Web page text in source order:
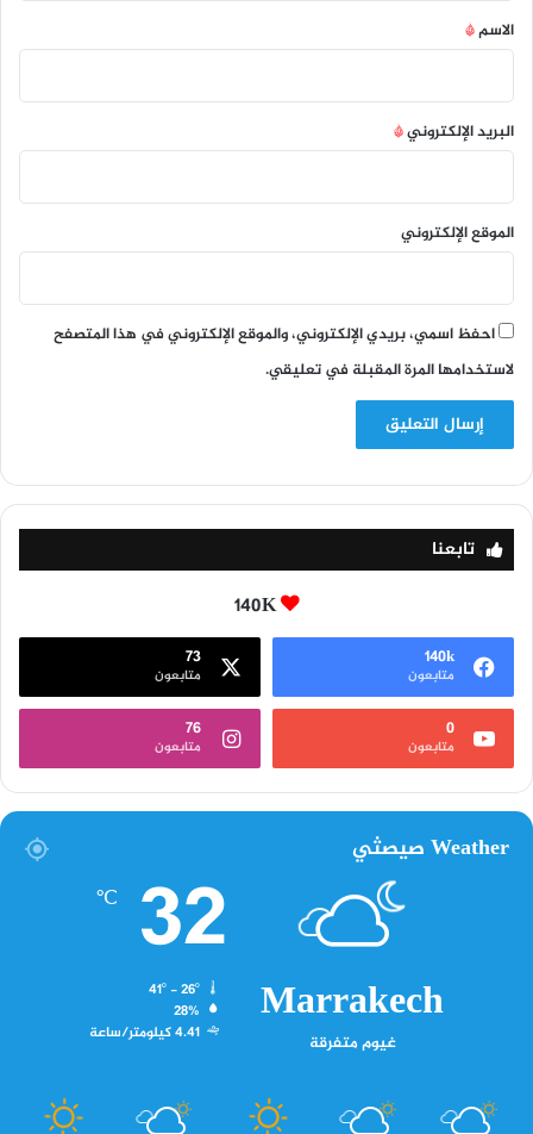
*
الاسم*
البريد الإلكتروني*
الموقع الإلكتروني
احفظ اسمي، بريدي الإلكتروني، والموقع الإلكتروني في هذا المتصفح
لاستخدامها المرة المقبلة في تعليقي.
تابعنا
140K
140k
متابعون
73
متابعون
0
متابعون
76
متابعون
Weather صيصثي
Marrakech
غيوم متفرقة
32
℃
28%
4.41 كيلومتر/ساعة